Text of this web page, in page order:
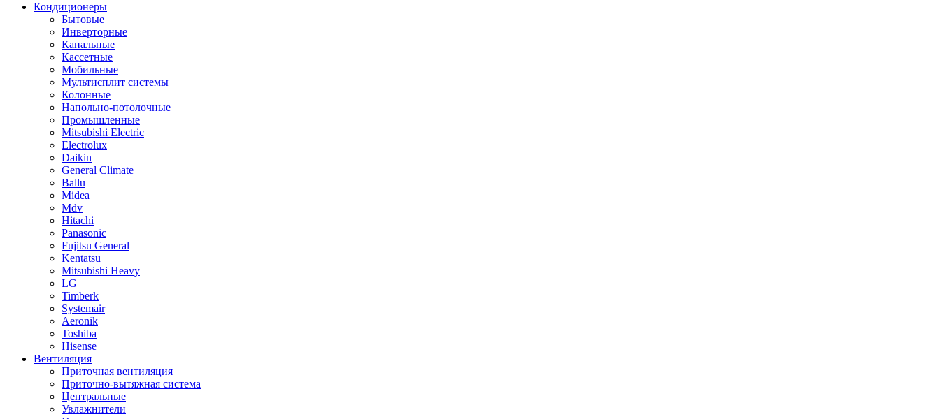
Кондиционеры
Бытовые
Инверторные
Канальные
Кассетные
Мобильные
Мультисплит системы
Колонные
Напольно-потолочные
Промышленные
Mitsubishi Electric
Electrolux
Daikin
General Climate
Ballu
Midea
Mdv
Hitachi
Panasonic
Fujitsu General
Kentatsu
Mitsubishi Heavy
LG
Timberk
Systemair
Aeronik
Toshiba
Hisense
Вентиляция
Приточная вентиляция
Приточно-вытяжная система
Центральные
Увлажнители